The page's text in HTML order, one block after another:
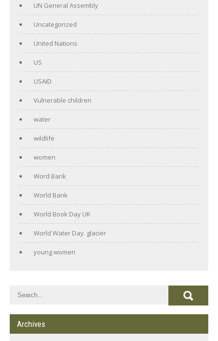
UN General Assembly
Uncategorized
United Nations
US
USAID
Vulnerable children
water
wildlife
women
Word Bank
World Bank
World Book Day UK
World Water Day. glacier
young women
Archives